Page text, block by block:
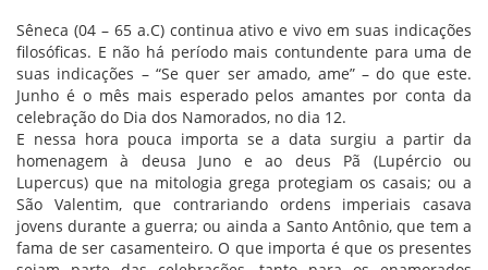
Sêneca (04 – 65 a.C) continua ativo e vivo em suas indicações
filosóficas. E não há período mais contundente para uma de
suas indicações – “Se quer ser amado, ame” – do que este.
Junho é o mês mais esperado pelos amantes por conta da
celebração do Dia dos Namorados, no dia 12.
E nessa hora pouca importa se a data surgiu a partir da
homenagem à deusa Juno e ao deus Pã (Lupércio ou
Lupercus) que na mitologia grega protegiam os casais; ou a
São Valentim, que contrariando ordens imperiais casava
jovens durante a guerra; ou ainda a Santo Antônio, que tem a
fama de ser casamenteiro. O que importa é que os presentes